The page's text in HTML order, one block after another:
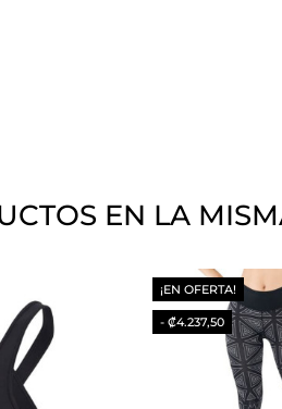
EN LA
¡EN OFERTA!
- ₡4.237,50